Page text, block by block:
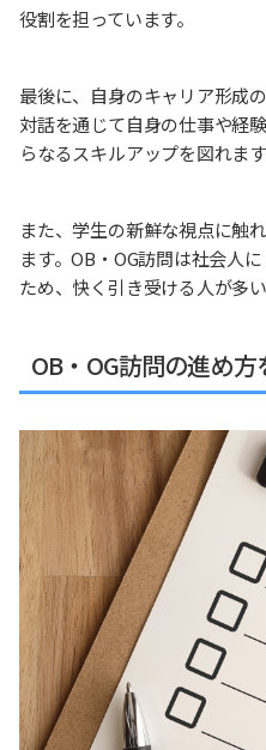
役割を担っています。
最後に、自身のキャリア形成
対話を通じて自身の仕事や経
らなるスキルアップを図れます
また、学生の新鮮な視点に触
ます。OB・OG訪問は社会人
ため、快く引き受ける人が多い
OB・OG訪問の進め